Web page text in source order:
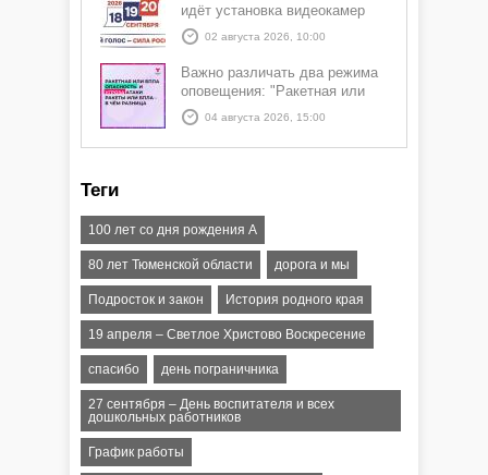
идёт установка видеокамер
02 августа 2026, 10:00
Важно различать два режима
оповещения: "Ракетная или
БПЛА опасность" и "Угроза
атаки ракеты или БПЛА"
04 августа 2026, 15:00
Теги
100 лет со дня рождения А
80 лет Тюменской области дорога и мы
Подросток и закон История родного края
19 апреля – Светлое Христово Воскресение
спасибо день пограничника
27 сентября – День воспитателя и всех
дошкольных работников
График работы